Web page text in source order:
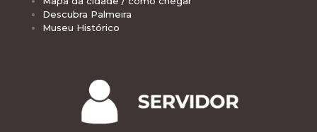
Descubra Palmeira
Museu Histórico